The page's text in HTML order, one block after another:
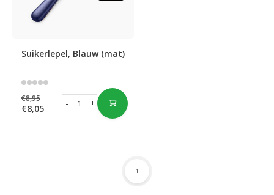
Suikerlepel, Blauw (mat)
€8,95
€8,05 +
-
1